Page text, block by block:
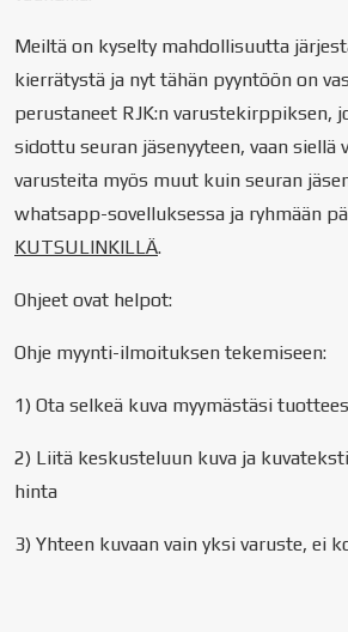
Meiltä on kyselty mahdollisuutta
kierrätystä ja nyt tähän pyyntöön on
perustaneet RJK:n varustekirppiksen,
sidottu seuran jäsenyyteen, vaan siellä
varusteita myös muut kuin seuran
whatsapp-sovelluksessa ja ryhmään
KUTSULINKILLÄ.
Ohjeet ovat helpot:
Ohje myynti-ilmoituksen tekemiseen:
1) Ota selkeä kuva myymästäsi
2) Liitä keskusteluun kuva ja
hinta
3) Yhteen kuvaan vain yksi varuste, ei